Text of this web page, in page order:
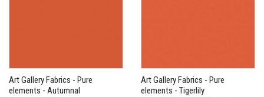
Art Gallery Fabrics - Pure
elements - Autumnal
Art Gallery Fabrics - Pure
elements - Tigerlily